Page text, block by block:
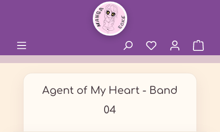
Agent of My Heart - Band
04